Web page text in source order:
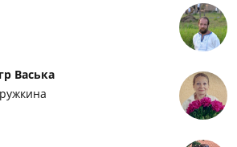
Васька